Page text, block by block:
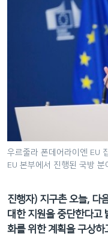
우르줄라 폰데어라이엔 EU
EU 본부에서 진행된 국방
진행자) 지구촌 오늘, 다
대한 지원을 중단한다고
화를 위한 계획을 구상하